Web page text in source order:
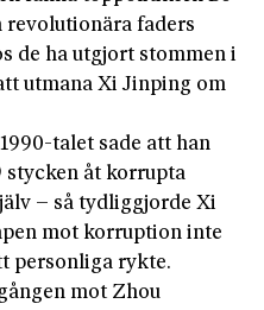
revolutionära faders
de ha utgjort stommen i
utmana Xi Jinping om
talet sade att han
åt korrupta
– så tydliggjorde Xi
mot korruption inte
personliga rykte.
mot Zhou